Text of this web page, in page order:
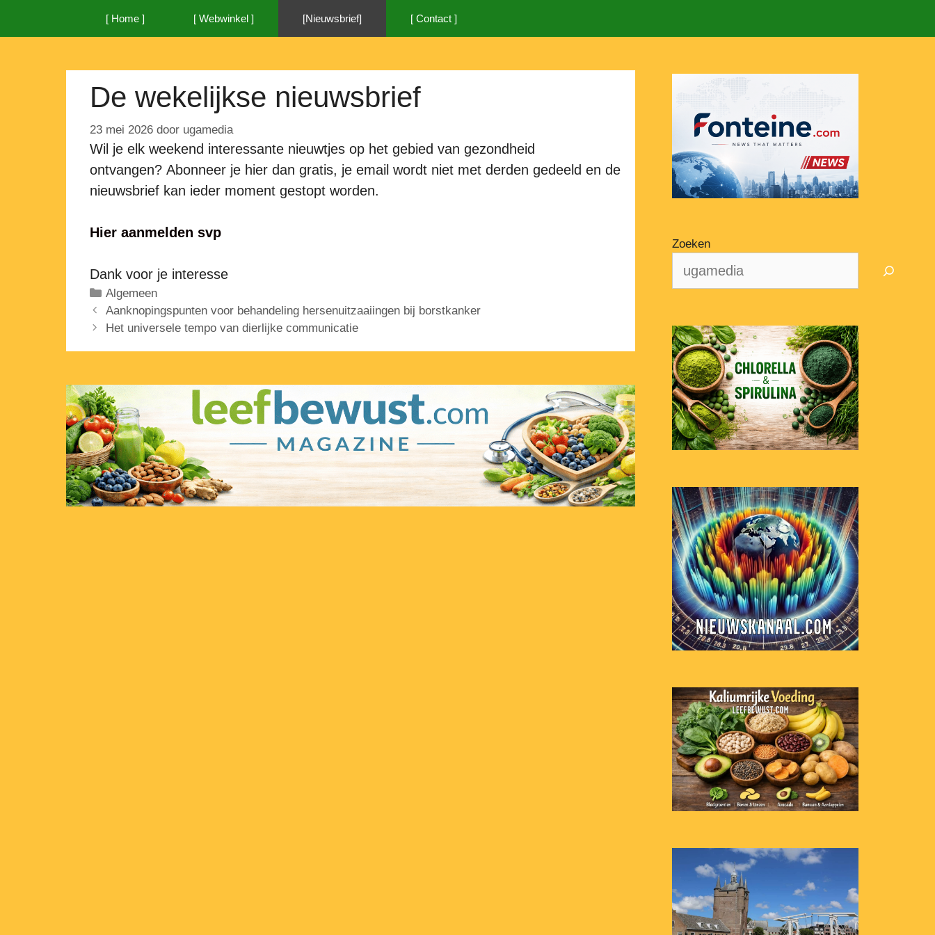
[ Home ] [ Webwinkel ] [Nieuwsbrief] [ Contact ]
De wekelijkse nieuwsbrief
23 mei 2026 door ugamedia
Wil je elk weekend interessante nieuwtjes op het gebied van gezondheid
ontvangen? Abonneer je hier dan gratis, je email wordt niet met derden gedeeld en de
nieuwsbrief kan ieder moment gestopt worden.
Hier aanmelden svp
Dank voor je interesse
Categorieën
Algemeen
Aanknopingspunten voor behandeling hersenuitzaaiingen bij borstkanker
Het universele tempo van dierlijke communicatie
Zoeken